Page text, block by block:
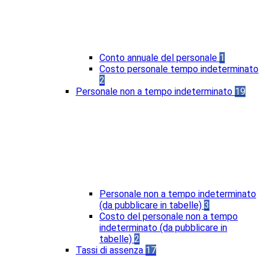
Conto annuale del personale 1
Costo personale tempo indeterminato
2
Personale non a tempo indeterminato 19
Personale non a tempo indeterminato
(da pubblicare in tabelle) 3
Costo del personale non a tempo
indeterminato (da pubblicare in
tabelle) 2
Tassi di assenza 17